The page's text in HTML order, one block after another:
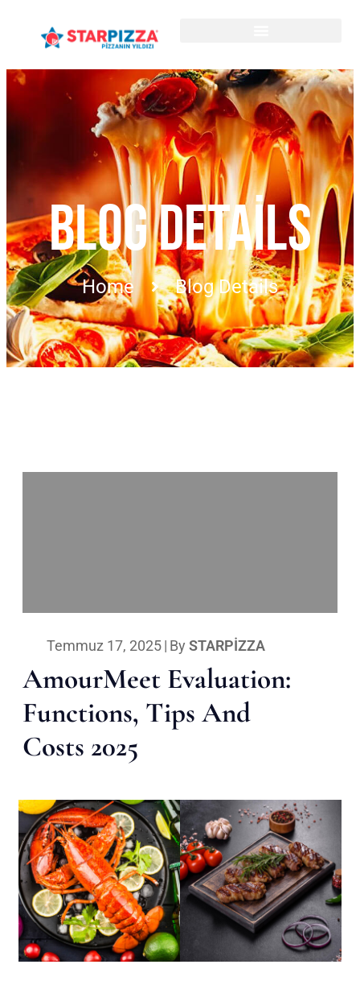
BLOG DETAILS
Home Blog Details
Temmuz 17, 2025| By STARPIZZA
AmourMeet Evaluation:
Functions, Tips And
Costs 2025